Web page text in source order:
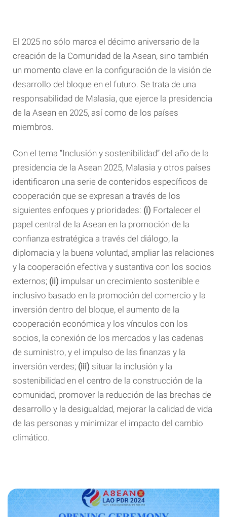
El 2025 no sólo marca el décimo aniversario de la
creación de la Comunidad de la Asean, sino también
un momento clave en la configuración de la visión de
desarrollo del bloque en el futuro. Se trata de una
responsabilidad de Malasia, que ejerce la presidencia
de la Asean en 2025, así como de los países
miembros.
Con el tema “Inclusión y sostenibilidad” del año de la
presidencia de la Asean 2025, Malasia y otros países
identificaron una serie de contenidos específicos de
cooperación que se expresan ​​a través de los
siguientes enfoques y prioridades: (i) Fortalecer el
papel central de la Asean en la promoción de la
confianza estratégica a través del diálogo, la
diplomacia y la buena voluntad, ampliar las relaciones
y la cooperación efectiva y sustantiva con los socios
externos; (ii) impulsar un crecimiento sostenible e
inclusivo basado en la promoción del comercio y la
inversión dentro del bloque, el aumento de la
cooperación económica y los vínculos con los
socios, la conexión de los mercados y las cadenas
de suministro, y el impulso de las finanzas y la
inversión verdes; (iii) situar la inclusión y la
sostenibilidad en el centro de la construcción de la
comunidad, promover la reducción de las brechas de
desarrollo y la desigualdad, mejorar la calidad de vida
de las personas y minimizar el impacto del cambio
climático.